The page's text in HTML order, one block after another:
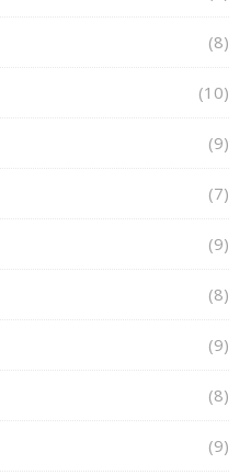
(8)
(10)
(9)
(7)
(9)
(8)
(9)
(8)
(9)